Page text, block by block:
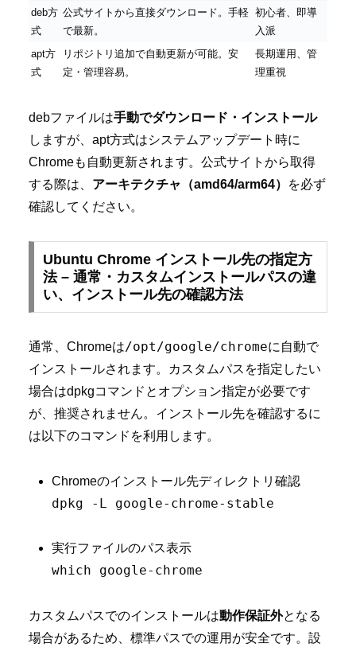
deb方
式
公式サイトから直接ダウンロード。手軽
で最新。
初心者、即導
入派
apt方
式
リポジトリ追加で自動更新が可能。安
定・管理容易。
長期運用、管
理重視
debファイルは手動でダウンロード・インストール
しますが、apt方式はシステムアップデート時に
Chromeも自動更新されます。公式サイトから取得
する際は、 アーキテクチャ（amd64/arm64）
を必ず
確認してください。
Ubuntu Chrome インストール先の指定方
法 – 通常・カスタムインストールパスの違
い、インストール先の確認方法
通常、Chromeは/opt/google/chromeに自動で
インストールされます。カスタムパスを指定したい
場合はdpkgコマンドとオプション指定が必要です
が、推奨されません。インストール先を確認するに
は以下のコマンドを利用します。
Chromeのインストール先ディレクトリ確認
dpkg -L google-chrome-stable
実行ファイルのパス表示
which google-chrome
カスタムパスでのインストールは動作保証外となる
場合があるため、標準パスでの運用が安全です。設